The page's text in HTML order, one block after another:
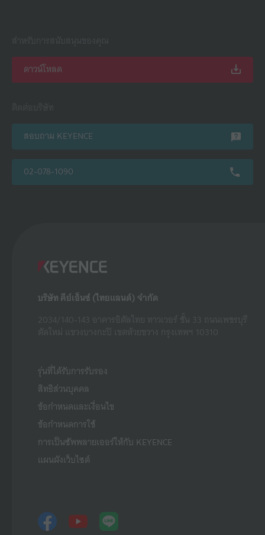
ดาวน์โหลด
สอบถาม KEYENCE
02-078-1090
บริษัท คีย์เอ็นซ์ (ไทยแลนด์) จำกัด
รุ่นที่ได้รับการรับรอง
สิทธิส่วนบุคคล
ข้อกำหนดและเงื่อนไข
ข้อกำหนดการใช้
การเป็นซัพพลายเออร์ให้กับ KEYENCE
แผนผังเว็บไซต์